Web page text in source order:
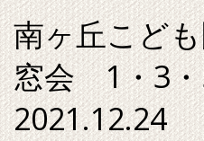
南ヶ丘こ
窓会 1・
2021.12.24